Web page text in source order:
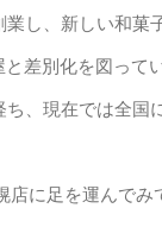
業し、新しい和菓
差別化を図って
ち、現在では全国
店に足を運んでみ